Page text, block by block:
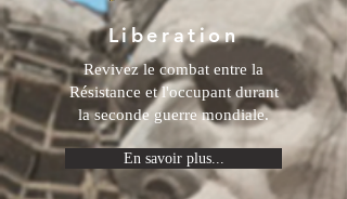
Liberation
Revivez le combat entre la
Résistance et l'occupant durant
la seconde guerre mondiale.
En savoir plus...